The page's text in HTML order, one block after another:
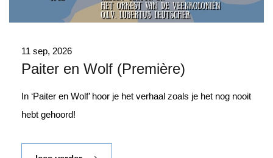
11 sep, 2026
Paiter en Wolf (Première)
In ‘Paiter en Wolf’ hoor je het verhaal zoals je het nog nooit
hebt gehoord!